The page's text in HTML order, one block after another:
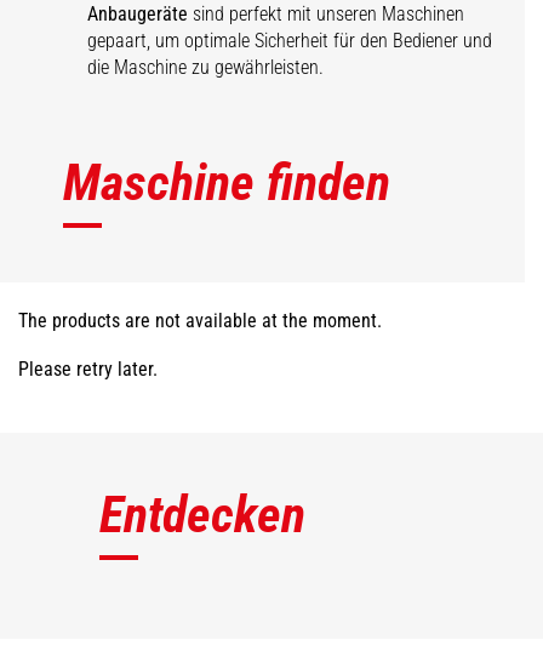
Anbaugeräte sind perfekt mit unseren Maschinen
gepaart, um optimale Sicherheit für den Bediener und
die Maschine zu gewährleisten.
Maschine finden
The products are not available at the moment.
Please retry later.
Entdecken